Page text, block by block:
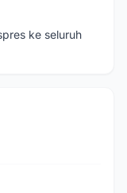
ke seluruh